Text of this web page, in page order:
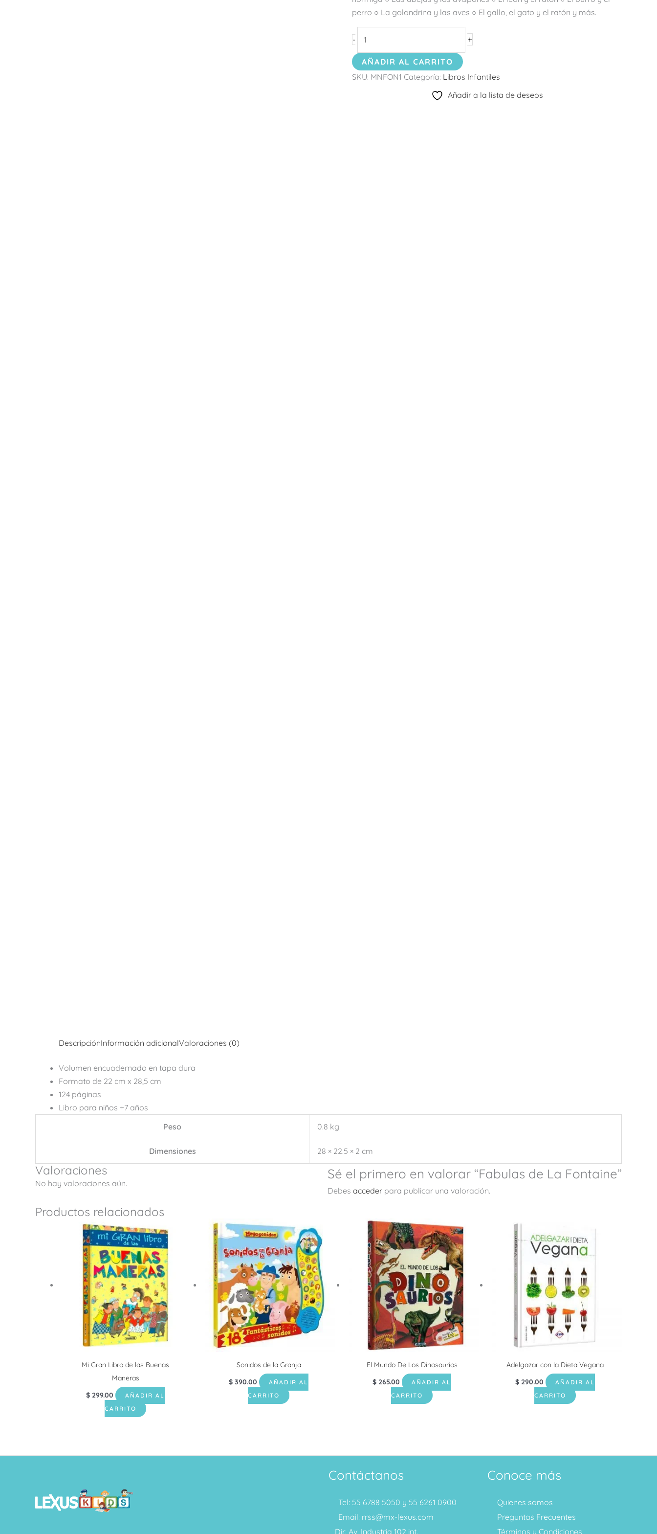
perro ○ La golondrina y las aves ○ El gallo, el gato y el ratón y más.
- +
AÑADIR AL CARRITO
SKU: MNFON1 Categoría: Libros Infantiles
Añadir a la lista de deseos
DescripciónInformación adicionalValoraciones (0)
Volumen encuadernado en tapa dura
Formato de 22 cm x 28,5 cm
124 páginas
Libro para niños +7 años
Peso
0.8 kg
Dimensiones 28 × 22.5 × 2 cm
Valoraciones
No hay valoraciones aún.
Sé el primero en valorar “Fabulas de La Fontaine”
Debes acceder para publicar una valoración.
Productos relacionados
Mi Gran Libro de las Buenas
Maneras
$ 299.00
AÑADIR AL
CARRITO
Sonidos de la Granja
$ 390.00
AÑADIR AL
CARRITO
El Mundo De Los Dinosaurios
$ 265.00
AÑADIR AL
CARRITO
Adelgazar con la Dieta Vegana
$ 290.00
AÑADIR AL
CARRITO
Contáctanos
Tel: 55 6788 5050 y 55 6261 0900
Email: rrss@mx-lexus.com
Dir: Av. Industria 102 int.
Conoce más
Quienes somos
Preguntas Frecuentes
Términos y Condiciones